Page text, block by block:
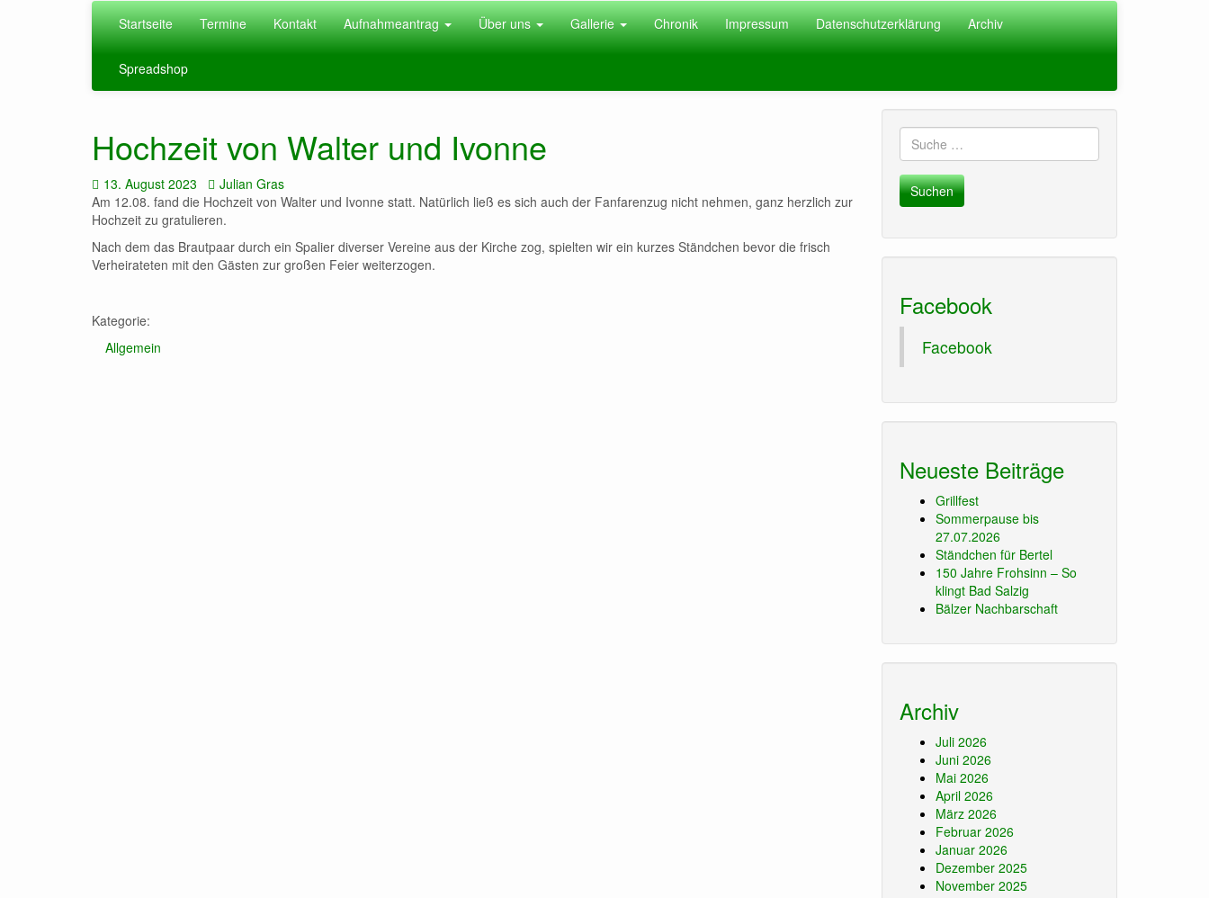
Startseite Termine Kontakt Aufnahmeantrag Über uns Gallerie Chronik Impressum Datenschutzerklärung Archiv
Spreadshop
Hochzeit von Walter und Ivonne
Datum:
13. August 2023 Autor:
Julian Gras
Am 12.08. fand die Hochzeit von Walter und Ivonne statt. Natürlich ließ es sich auch der Fanfarenzug nicht nehmen, ganz herzlich zur
Hochzeit zu gratulieren.
Nach dem das Brautpaar durch ein Spalier diverser Vereine aus der Kirche zog, spielten wir ein kurzes Ständchen bevor die frisch
Verheirateten mit den Gästen zur großen Feier weiterzogen.
Kategorie:
Allgemein
Suche
nach:
Facebook
Facebook
Neueste Beiträge
Grillfest
Sommerpause bis
27.07.2026
Ständchen für Bertel
150 Jahre Frohsinn – So
klingt Bad Salzig
Bälzer Nachbarschaft
Archiv
Juli 2026
Juni 2026
Mai 2026
April 2026
März 2026
Februar 2026
Januar 2026
Dezember 2025
November 2025